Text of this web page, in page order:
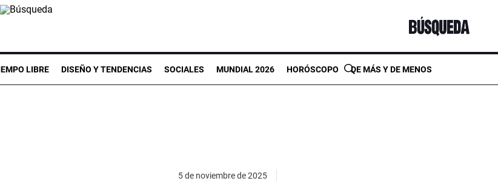
LIBRE DISEÑO Y TENDENCIAS SOCIALES MUNDIAL 2026 HORÓSCOPO DE MÁS Y DE MENOS
5 de noviembre de 2025